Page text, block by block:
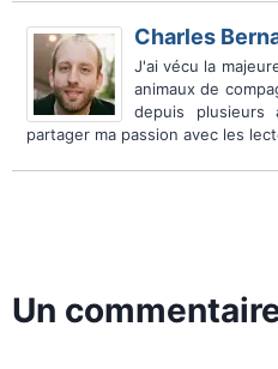
Charles
J'ai vécu la
animaux de
depuis
partager ma passion avec les
Un